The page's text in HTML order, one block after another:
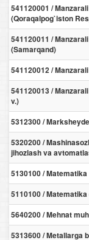
541120001 /
(Qoraqalpog`iston
541120011 /
(Samarqand)
541120012 /
541120013 /
v.)
5312300 /
5320200 /
jihozlash va
5130100 / Matematika
5110100 /
5640200 / Mehnat
5313600 / Metallarga